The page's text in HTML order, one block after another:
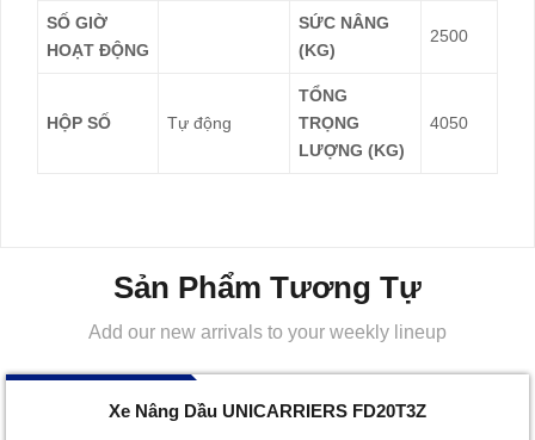
SỐ GIỜ
HOẠT ĐỘNG
SỨC NÂNG
(KG)
2500
HỘP SỐ Tự động
TỔNG
TRỌNG
LƯỢNG (KG)
4050
Sản Phẩm Tương Tự
Add our new arrivals to your weekly lineup
Xe Nâng Dầu UNICARRIERS FD20T3Z